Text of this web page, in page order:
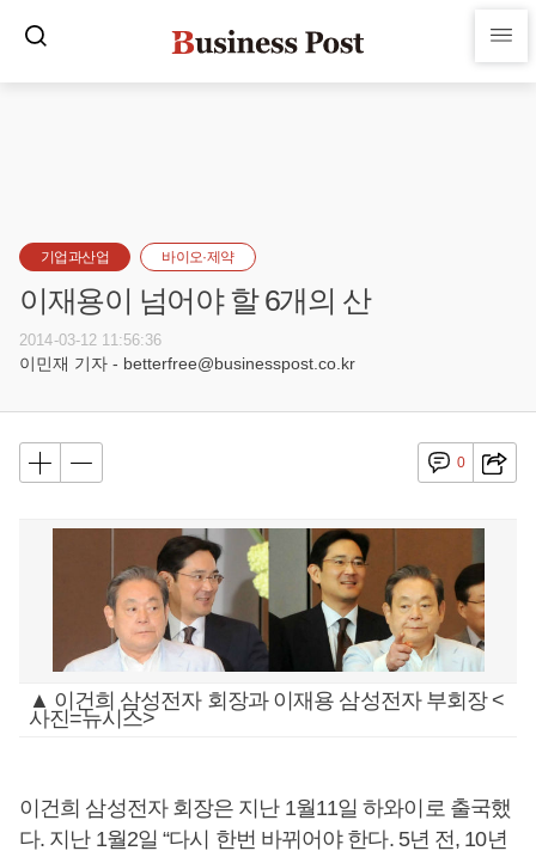
기업과산업 바이오·제약
이재용이 넘어야 할 6개의 산
2014-03-12 11:56:36
이민재 기자 - betterfree@businesspost.co.kr
0
▲ 이건희 삼성전자 회장과 이재용 삼성전자 부회장 <
사진=뉴시스>
이건희 삼성전자 회장은 지난 1월11일 하와이로 출국했
다. 지난 1월2일 “다시 한번 바뀌어야 한다. 5년 전, 10년